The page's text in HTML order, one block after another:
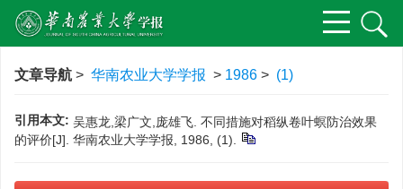
文章导航 > 华南农业大学学报 > 1986 > (1)
引用本文: 吴惠龙,梁广文,庞雄飞. 不同措施对稻纵卷叶螟防治效果
的评价[J]. 华南农业大学学报, 1986, (1).